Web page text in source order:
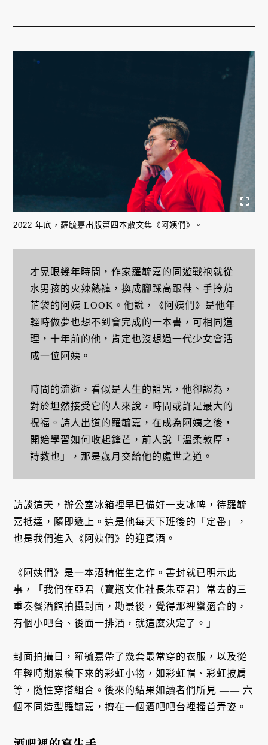
2022 年底，羅毓嘉出版第四本散文集《阿姨們》。
才晃眼幾年時間，作家羅毓嘉的同遊戰袍就從
水男孩的火辣熱褲，換成腳踩高跟鞋、手拎茄
芷袋的阿姨 LOOK。他說，《阿姨們》是他年
輕時做夢也想不到會完成的一本書，可相同道
理，十年前的他，肯定也沒想過一代少女會活
成一位阿姨。
時間的流逝，看似是人生的詛咒，他卻認為，
對於坦然接受它的人來說，時間或許是最大的
祝福。詩人出道的羅毓嘉，在成為阿姨之後，
開始學習如何收起鋒芒，前人說「溫柔敦厚，
詩教也」，那是歲月交給他的處世之道。
訪談這天，辦公室冰箱裡早已備好一支冰啤，待羅毓
嘉抵達，隨即遞上。這是他每天下班後的「定番」，
也是我們進入《阿姨們》的迎賓酒。
《阿姨們》是一本酒精催生之作。書封就已明示此
事，「我們在亞君（寶瓶文化社長朱亞君）常去的三
重奏餐酒館拍攝封面，勘景後，覺得那裡蠻適合的，
有個小吧台、後面一排酒，就這麼決定了。」
封面拍攝日，羅毓嘉帶了幾套最常穿的衣服，以及從
年輕時期累積下來的彩虹小物，如彩虹帽、彩虹披肩
等，隨性穿搭組合。後來的結果如讀者們所見 —— 六
個不同造型羅毓嘉，擠在一個酒吧吧台裡搔首弄姿。